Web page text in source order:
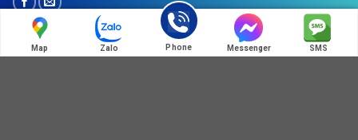
Map Zalo Phone Messenger SMS